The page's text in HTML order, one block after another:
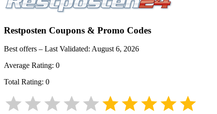
Restposten Coupons & Promo Codes
Best offers – Last Validated: August 6, 2026
Average Rating: 0
Total Rating: 0